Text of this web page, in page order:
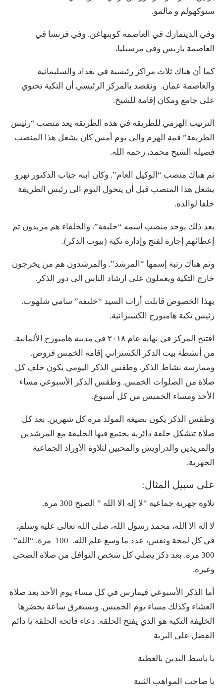
ستوكهولم و مالمو.
وفي الدينمارك في العاصمة كوبنهاغن. وفي فرنسا في
العاصمة باريس وفي مرسيليا.
كما أن هناك ثلاث مراكز رئيسية في بغداد والسليمانية
والعاصمة عمان. ونقصد بالمركز الرئيسي أن التكية تحتوي
على جامع ومكان إقامة للشيخ.
الترتيب الهرمي للطريقة في هذه الطريقة يعد منصب “رئيس
الطريقة” قمة الهرم والى يوم أمس كان يشغل هذا المنصب
فضيلة الشيخ محمد، رحمه الله.
ثم هناك منصب “الوكيل العام”. وكان ابنه جناب الدكتور نهرو
يشغل هذا المنصب قبل أن يتحول اليوم الى رئيس الطريقة
خلفا لوالده.
بعد ذلك يوجد منصب اسمه “خليفة”. والخلفاء هم مريدون تم
إعطائهم إجازة لفتح وإدارة تكية (بيوت الذكر).
وثم هناك رتبة إسمها “المرشد”. والمرشدون هم من يخرجون
خارج التكية ويعملون على ارشاد الناس الى دور الذكر.
بهذا الخصوص قابلت أراب السيد “خليفة” سامي شلهوب.
رئيس تكية هامبورج الكسنزانية.
افتتح المركز في نهاية عام ٢٠١٨ في مدينة هامبورج الألمانية.
من أنشطة بيت الذكر الكسنزاني إقامة الخمس فروض.
وممارسة نشاط الذكر. وطقس الذكر اليومي يكون خلف كل
صلاة من الصلوات الخمس. وطقس الذكر الأسبوعي مساء
الأحد ومساء الخميس من كل أسبوع.
وطقس الذكر يكون بصيغة المولد مرة كل شهرين. بعد كل
صلاة تتشكل حلقة دائرية يجتمع فيها الخليفة مع المرشدين
والمريدين والدراويش والمحبين لتلاوة الأوراد الجماعية
الجهرية.
على سبيل المثال:
تلاوة جهرية جماعية “لا إله الا الله ” الصبح 300 مرة.
لا اله الا الله، محمد رسول الله، صلى الله تعالى عليه وسلم،
في كل لمحة ونفس، عدد ما وسع علم الله. 100 مرة. “الله”
300 مرة. بعد ذكر يصلي كل شخص النوافل من صلاة الضحى
وغيره.
أما الذكر الأسبوعي فيمارس في كل مساء يوم الأحد بعد صلاة
العشاء وكذلك مساء يوم الخميس. ويستغرق ساعة يحضرها
الخليفة التكية هو الذي يفتح الحلقة. دعاء فاتحة الحلقة يا دائم
الفضل على البرية
يا باسط اليدين بالعطية
يا صاحب المواهب الثنية